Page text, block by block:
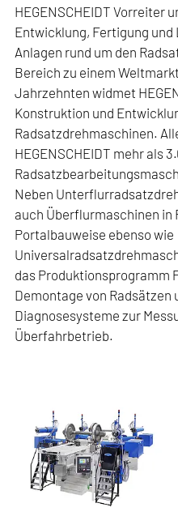
HEGENSCHEIDT Vorreiter
Entwicklung, Fertigung und
Anlagen rund um den
Bereich zu einem
Jahrzehnten widmet
Konstruktion und
Radsatzdrehmaschinen.
HEGENSCHEIDT mehr als
Neben
auch Überflurmaschinen in
Portalbauweise ebenso wie
das Produktionsprogramm
Demontage von Radsätzen
Diagnosesysteme zur
Überfahrbetrieb.